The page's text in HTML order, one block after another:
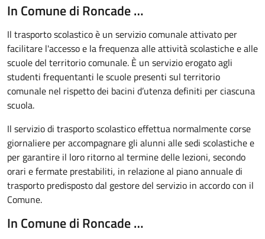
In Comune di Roncade …
Il trasporto scolastico è un servizio comunale attivato per
facilitare l'accesso e la frequenza alle attività scolastiche e alle
scuole del territorio comunale. È un servizio erogato agli
studenti frequentanti le scuole presenti sul territorio
comunale nel rispetto dei bacini d’utenza definiti per ciascuna
scuola.
Il servizio di trasporto scolastico effettua normalmente corse
giornaliere per accompagnare gli alunni alle sedi scolastiche e
per garantire il loro ritorno al termine delle lezioni, secondo
orari e fermate prestabiliti, in relazione al piano annuale di
trasporto predisposto dal gestore del servizio in accordo con il
Comune.
In Comune di Roncade …